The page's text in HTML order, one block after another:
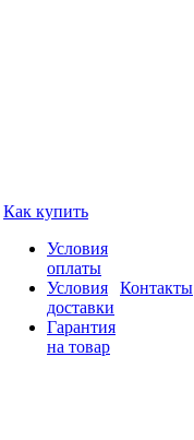
Как купить
Условия
оплаты
Условия
доставки
Гарантия
на товар
Контакты